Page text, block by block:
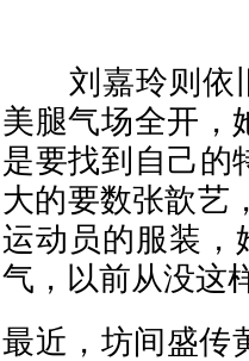
刘嘉玲则依旧
美腿气场全开，
是要找到自己的
大的要数张歆艺
运动员的服装，
气，以前从没这
最近，坊间盛传